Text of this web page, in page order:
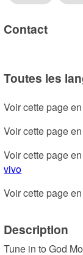
Contact
Toutes les
Voir cette page
Voir cette page
Voir cette page
vivo
Voir cette page
Description
Tune in to God